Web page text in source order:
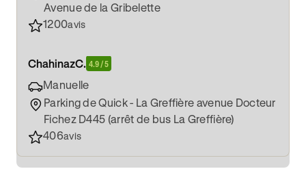
Avenue de la Gribelette
1200avis
ChahinazC. 4.9 / 5
Manuelle
Parking de Quick - La Greffière avenue Docteur
Fichez D445 (arrêt de bus La Greffière)
406avis